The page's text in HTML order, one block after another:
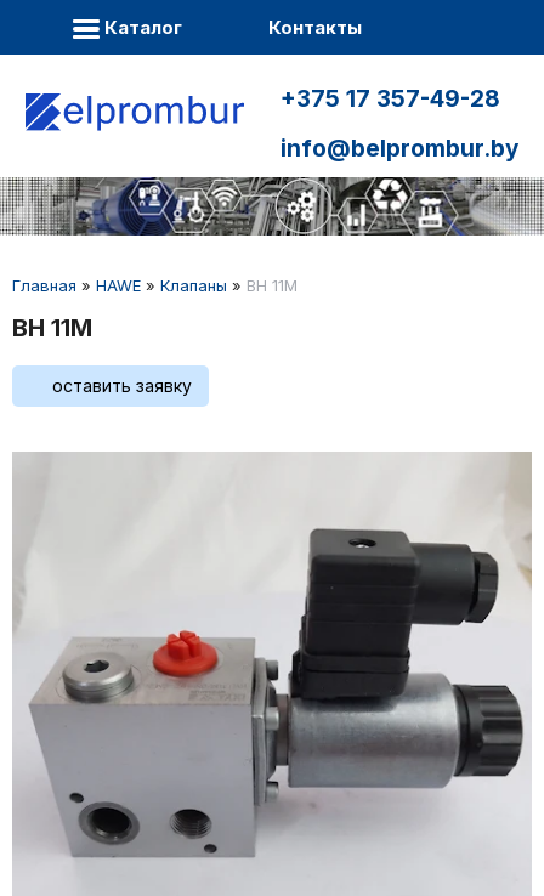
Каталог Контакты
+375 17 357-49-28
info@belprombur.by
Главная » HAWE » Клапаны » BH 11M
BH 11M
оставить заявку